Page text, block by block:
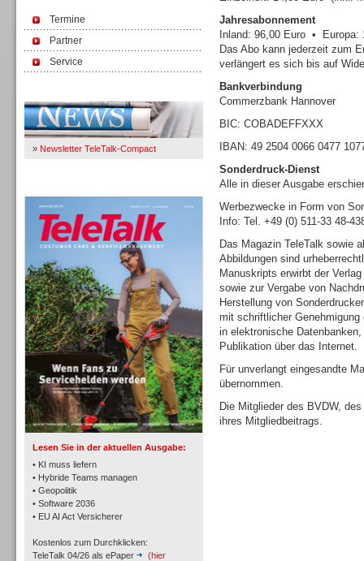
Termine
Partner
Service
» Newsletter TeleTalk-Compact
Lesen Sie in der aktuellen Ausgabe:
• KI muss liefern
• Hybride Teams managen
• Geopolitik
• Software 2036
• EU AI Act Versicherer
Kostenlos zum Durchklicken:
TeleTalk 04/26 als ePaper
(hier
TK- und ACD-Systeme
Workforce-Management
Jahresabonnement
Inland: 96,00 Euro • Europa:
Das Abo kann jederzeit zum
verlängert es sich bis auf
Bankverbindung
Commerzbank Hannover
BIC: COBADEFFXXX
IBAN: 49 2504 0066 0477
Sonderdruck-Dienst
Alle in dieser Ausgabe
Werbezwecke in Form von
Info: Tel. +49 (0) 511-33 48-
Das Magazin TeleTalk sowie
Abbildungen sind
Manuskripts erwirbt der
sowie zur Vergabe von
Herstellung von
mit schriftlicher
in elektronische
Publikation über das Internet.
Für unverlangt eingesandte
übernommen.
Die Mitglieder des BVDW,
ihres Mitgliedbeitrags.